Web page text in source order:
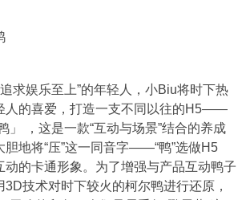
求娱乐至上”的年轻人，小Biu将时下热
人的喜爱，打造一支不同以往的H5——
」 ，这是一款“互动与场景”结合的养成
胆地将“压”这一同音字——“鸭”选做H5
动的卡通形象。为了增强与产品互动鸭子
3D技术对时下较火的柯尔鸭进行还原，